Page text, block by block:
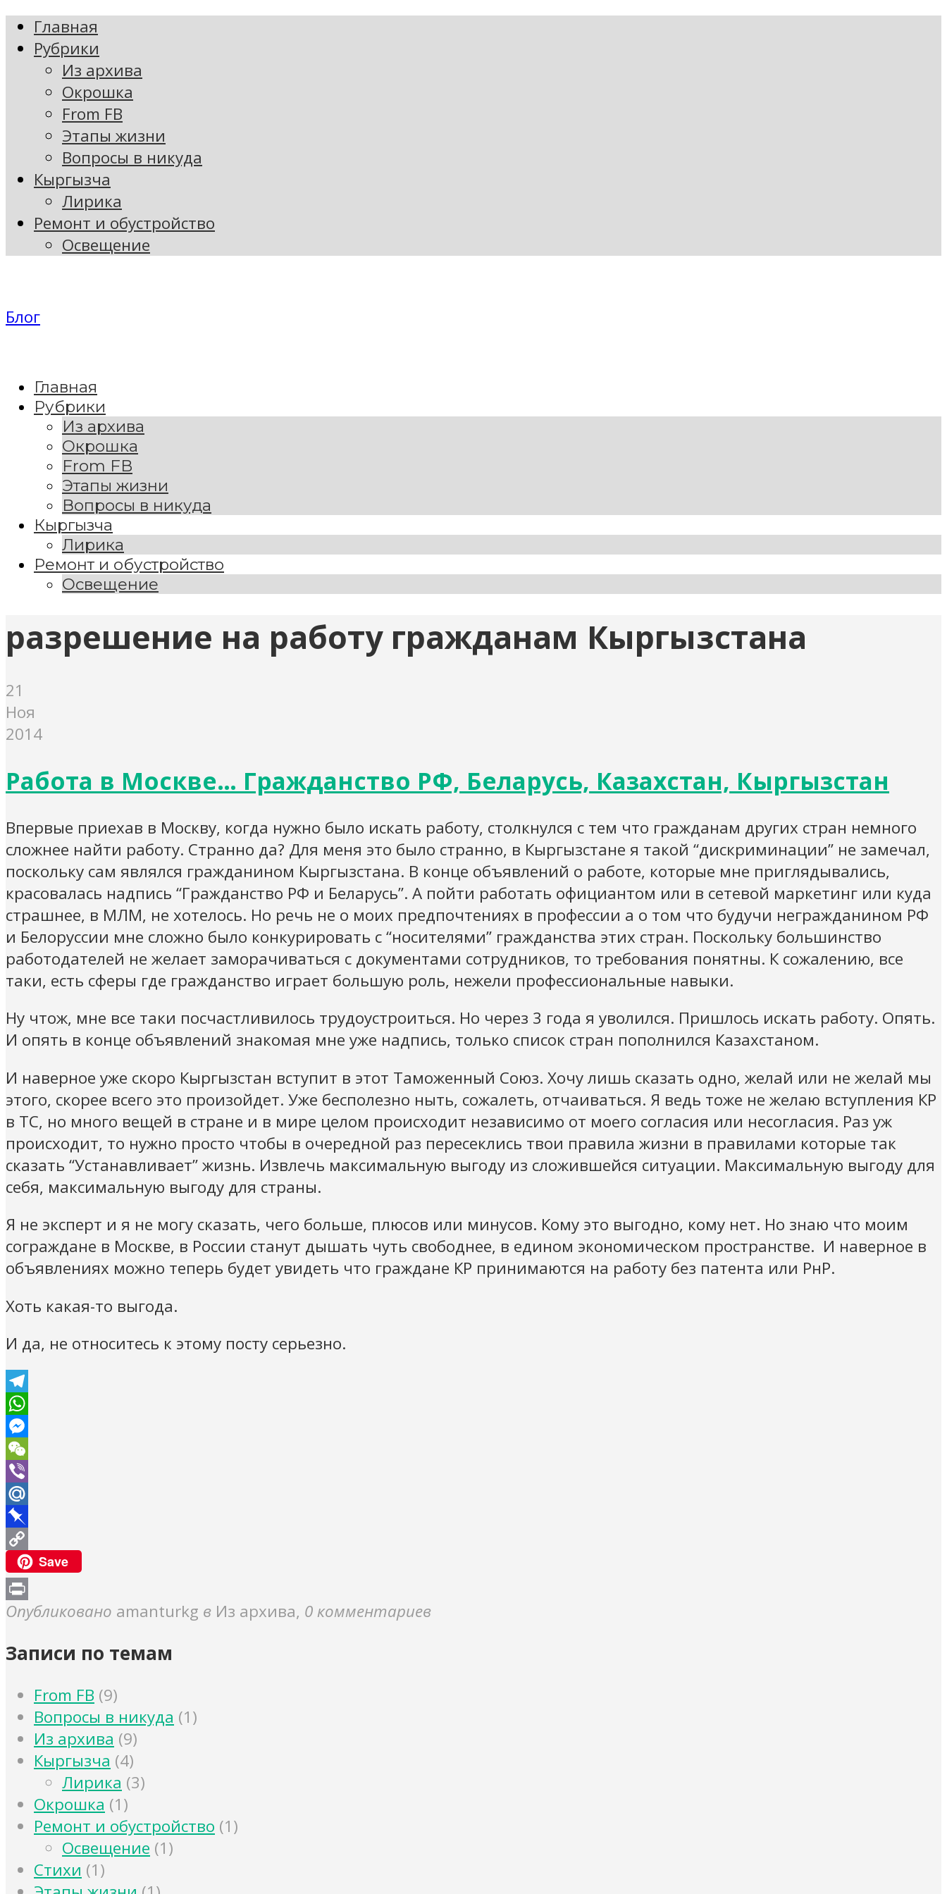
Главная
Рубрики
Из архива
Окрошка
From FB
Этапы жизни
Вопросы в никуда
Кыргызча
Лирика
Ремонт и обустройство
Освещение
Блог
Главная
Рубрики
Из архива
Окрошка
From FB
Этапы жизни
Вопросы в никуда
Кыргызча
Лирика
Ремонт и обустройство
Освещение
разрешение на работу гражданам Кыргызстана
21
Ноя
2014
Работа в Москве… Гражданство РФ, Беларусь, Казахстан, Кыргызстан
Впервые приехав в Москву, когда нужно было искать работу, столкнулся с тем что гражданам других стран немного
сложнее найти работу. Странно да? Для меня это было странно, в Кыргызстане я такой “дискриминации” не замечал,
поскольку сам являлся гражданином Кыргызстана. В конце объявлений о работе, которые мне приглядывались,
красовалась надпись “Гражданство РФ и Беларусь”. А пойти работать официантом или в сетевой маркетинг или куда
страшнее, в МЛМ, не хотелось. Но речь не о моих предпочтениях в профессии а о том что будучи негражданином РФ
и Белоруссии мне сложно было конкурировать с “носителями” гражданства этих стран. Поскольку большинство
работодателей не желает заморачиваться с документами сотрудников, то требования понятны. К сожалению, все
таки, есть сферы где гражданство играет большую роль, нежели профессиональные навыки.
Ну чтож, мне все таки посчастливилось трудоустроиться. Но через 3 года я уволился. Пришлось искать работу. Опять.
И опять в конце объявлений знакомая мне уже надпись, только список стран пополнился Казахстаном.
И наверное уже скоро Кыргызстан вступит в этот Таможенный Союз. Хочу лишь сказать одно, желай или не желай мы
этого, скорее всего это произойдет. Уже бесполезно ныть, сожалеть, отчаиваться. Я ведь тоже не желаю вступления КР
в ТС, но много вещей в стране и в мире целом происходит независимо от моего согласия или несогласия. Раз уж
происходит, то нужно просто чтобы в очередной раз пересеклись твои правила жизни в правилами которые так
сказать “Устанавливает” жизнь. Извлечь максимальную выгоду из сложившейся ситуации. Максимальную выгоду для
себя, максимальную выгоду для страны.
Я не эксперт и я не могу сказать, чего больше, плюсов или минусов. Кому это выгодно, кому нет. Но знаю что моим
сограждане в Москве, в России станут дышать чуть свободнее, в едином экономическом пространстве. И наверное в
объявлениях можно теперь будет увидеть что граждане КР принимаются на работу без патента или РнР.
Хоть какая-то выгода.
И да, не относитесь к этому посту серьезно.
Telegram
WhatsApp
Messenger
WeChat
Viber
Mail.Ru
Pinboard
Copy
Link
Save
Print
Опубликовано amanturkg в Из архива, 0 комментариев
Записи по темам
From FB (9)
Вопросы в никуда (1)
Из архива (9)
Кыргызча (4)
Лирика (3)
Окрошка (1)
Ремонт и обустройство (1)
Освещение (1)
Стихи (1)